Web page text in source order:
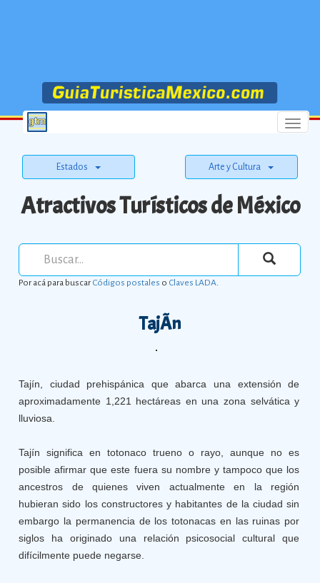
Menu
Estados Arte y Cultura
Atractivos Turísticos de México
Por acá para buscarCódigos postales o Claves LADA.
TajÃ­n
Tajín, ciudad prehispánica que abarca una extensión de
aproximadamente 1,221 hectáreas en una zona selvática y
lluviosa.
Tajín significa en totonaco trueno o rayo, aunque no es
posible afirmar que este fuera su nombre y tampoco que los
ancestros de quienes viven actualmente en la región
hubieran sido los constructores y habitantes de la ciudad sin
embargo la permanencia de los totonacas en las ruinas por
siglos ha originado una relación psicosocial cultural que
difícilmente puede negarse.